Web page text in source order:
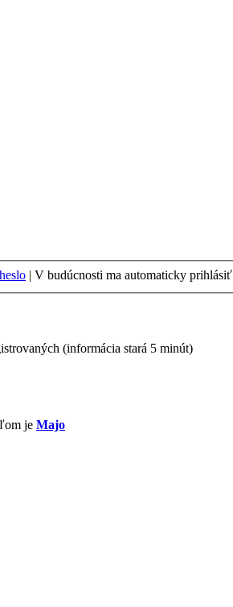
| V budúcnosti ma automaticky prihlásiť
(informácia stará 5 minút)
je Majo